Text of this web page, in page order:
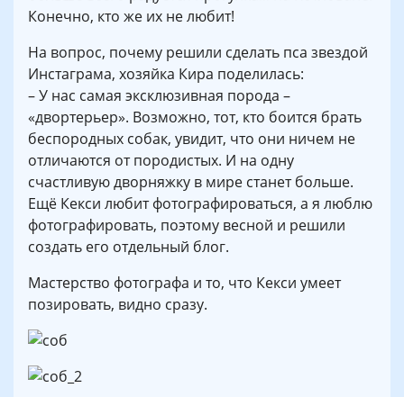
Конечно, кто же их не любит!
На вопрос, почему решили сделать пса звездой
Инстаграма, хозяйка Кира поделилась:
– У нас самая эксклюзивная порода –
«двортерьер». Возможно, тот, кто боится брать
беспородных собак, увидит, что они ничем не
отличаются от породистых. И на одну
счастливую дворняжку в мире станет больше.
Ещё Кекси любит фотографироваться, а я люблю
фотографировать, поэтому весной и решили
создать его отдельный блог.
Мастерство фотографа и то, что Кекси умеет
позировать, видно сразу.